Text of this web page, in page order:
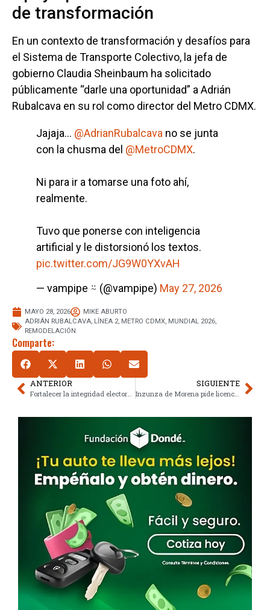
de transformación
En un contexto de transformación y desafíos para
el Sistema de Transporte Colectivo, la jefa de
gobierno Claudia Sheinbaum ha solicitado
públicamente “darle una oportunidad” a Adrián
Rubalcava en su rol como director del Metro CDMX.
Jajaja… @AdrianRubalcava no se junta
con la chusma del @MetroCDMX.
Ni para ir a tomarse una foto ahí,
realmente.
Tuvo que ponerse con inteligencia
artificial y le distorsionó los textos.
pic.twitter.com/JG9W0YXvAH
— vampipe ⍨ (@vampipe) May 27, 2026
MAYO 28, 2026
MIKE ABURTO
ADRIÁN RUBALCAVA, LÍNEA 2, METRO CDMX, MUNDIAL 2026,
REMODELACIÓN
Comparte:
ANTERIOR
Fortalecer la integridad electoral: El rol crucial del INE en verificación
SIGUIENTE
Inzunza de Morena pide licencia en el senado por investigación binacional